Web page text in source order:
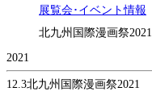
展覧会･イベント情報
北九州国際漫画祭2021
2021
12.3北九州国際漫画祭2021